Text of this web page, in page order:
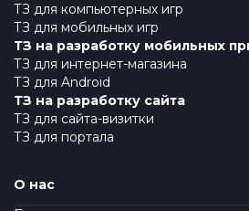
ТЗ для компьютерных игр
ТЗ для мобильных игр
ТЗ на разработку мобильных
ТЗ для интернет-магазина
ТЗ для Android
ТЗ на разработку сайта
ТЗ для сайта-визитки
ТЗ для портала
О нас